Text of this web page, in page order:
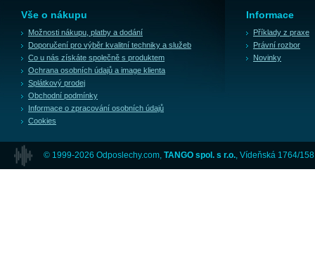
Vše o nákupu
Možnosti nákupu, platby a dodání
Doporučení pro výběr kvalitní techniky a služeb
Co u nás získáte společně s produktem
Ochrana osobních údajů a image klienta
Splátkový prodej
Obchodní podmínky
Informace o zpracování osobních údajů
Cookies
Informace
Příklady z praxe
Právní rozbor
Novinky
© 1999-2026 Odposlechy.com, TANGO spol. s r.o. , Vídeňská 1764/